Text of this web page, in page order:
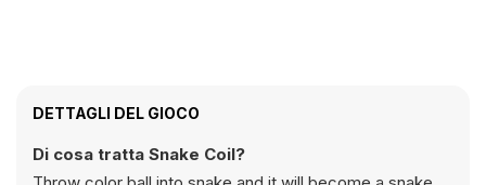
DETTAGLI DEL GIOCO
Di cosa tratta Snake Coil?